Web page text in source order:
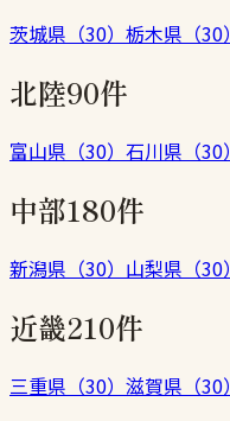
茨城県 （30） 栃木県 （30）
北陸90件
富山県 （30） 石川県 （30）
中部180件
新潟県 （30） 山梨県 （30）
近畿210件
三重県 （30） 滋賀県 （30）